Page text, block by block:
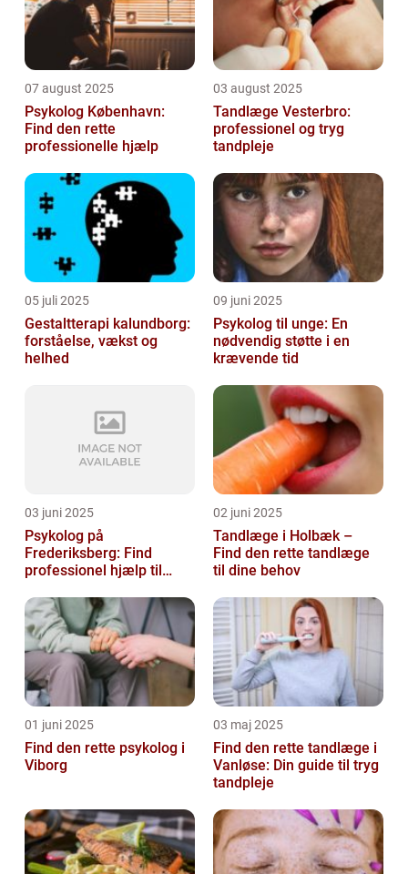
07 august 2025
Psykolog København:
Find den rette
professionelle hjælp
03 august 2025
Tandlæge Vesterbro:
professionel og tryg
tandpleje
05 juli 2025
Gestaltterapi kalundborg:
forståelse, vækst og
helhed
09 juni 2025
Psykolog til unge: En
nødvendig støtte i en
krævende tid
03 juni 2025
Psykolog på
Frederiksberg: Find
professionel hjælp til
02 juni 2025
Tandlæge i Holbæk –
Find den rette tandlæge
til dine behov
01 juni 2025
Find den rette psykolog i
Viborg
03 maj 2025
Find den rette tandlæge i
Vanløse: Din guide til tryg
tandpleje